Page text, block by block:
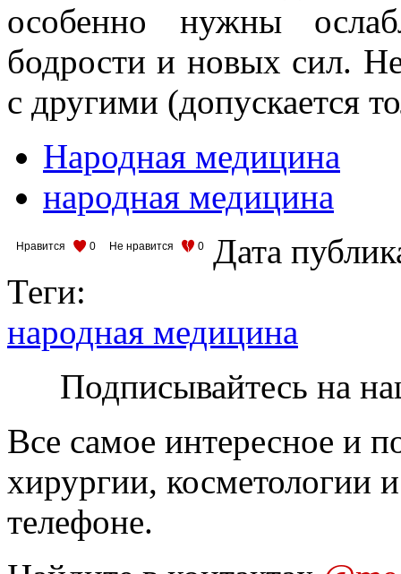
особенно нужны
бодрости и новых сил.
с другими (допускается
Народная медицина
народная медицина
Нравится 0 Не нравится 0
Дата
Теги:
народная медицина
Подписывайтесь на
Все самое интересное и
хирургии, косметологии
телефоне.